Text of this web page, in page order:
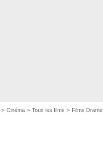
Cinéma Tous les films Films Drame